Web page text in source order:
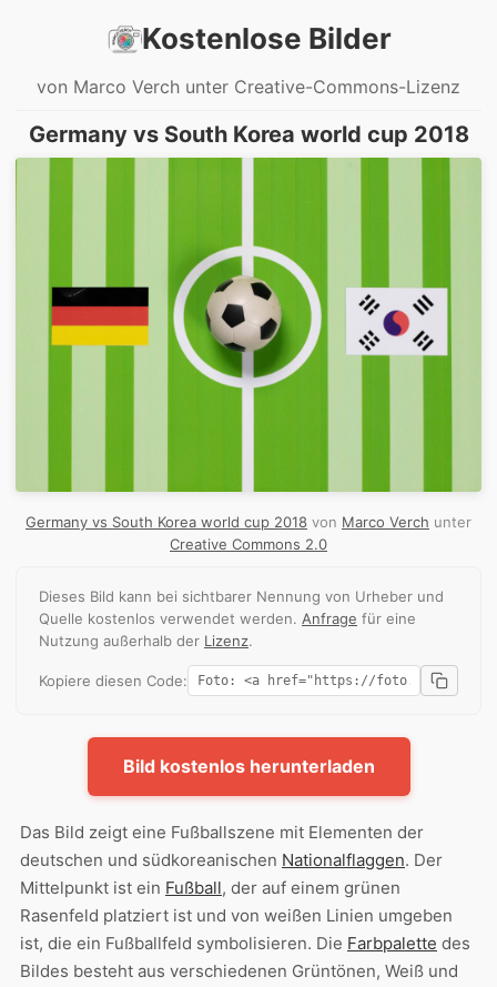
Kostenlose Bilder
von Marco Verch unter Creative-Commons-Lizenz
Germany vs South Korea world cup 2018
Germany vs South Korea world cup 2018 von Marco Verch unter
Creative Commons 2.0
Dieses Bild kann bei sichtbarer Nennung von Urheber und
Quelle kostenlos verwendet werden. Anfrage für eine
Nutzung außerhalb der Lizenz.
Kopiere diesen Code:
Bild kostenlos herunterladen
Das Bild zeigt eine Fußballszene mit Elementen der
deutschen und südkoreanischen Nationalflaggen. Der
Mittelpunkt ist ein Fußball, der auf einem grünen
Rasenfeld platziert ist und von weißen Linien umgeben
ist, die ein Fußballfeld symbolisieren. Die Farbpalette des
Bildes besteht aus verschiedenen Grüntönen, Weiß und